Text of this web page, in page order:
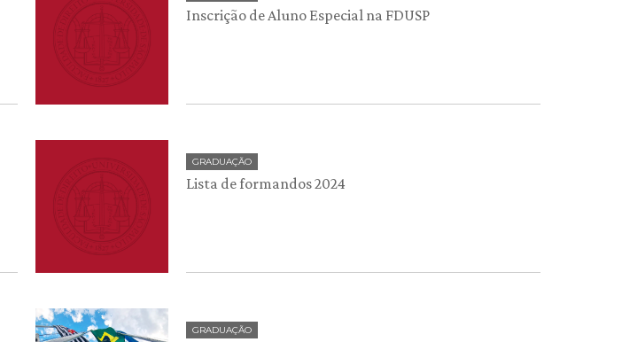
Inscrição de Aluno Especial na FDUSP
GRADUAÇÃO
Lista de formandos 2024
GRADUAÇÃO